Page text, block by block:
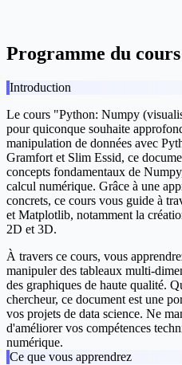
Programme du cours
Introduction
Le cours "Python: Numpy
pour quiconque souhaite
manipulation de données avec
Gramfort et Slim Essid, ce
concepts fondamentaux de
calcul numérique. Grâce à une
concrets, ce cours vous guide à
et Matplotlib, notamment la
2D et 3D.
À travers ce cours, vous
manipuler des tableaux multi-
des graphiques de haute qualité.
chercheur, ce document est une
vos projets de data science. Ne
d'améliorer vos compétences
numérique.
Ce que vous apprendrez